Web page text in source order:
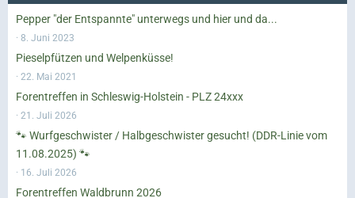
Pepper "der Entspannte" unterwegs und hier und da...
8. Juni 2023
Pieselpfützen und Welpenküsse!
22. Mai 2021
Forentreffen in Schleswig-Holstein - PLZ 24xxx
21. Juli 2026
🐾 Wurfgeschwister / Halbgeschwister gesucht! (DDR-Linie vom
11.08.2025) 🐾
16. Juli 2026
Forentreffen Waldbrunn 2026